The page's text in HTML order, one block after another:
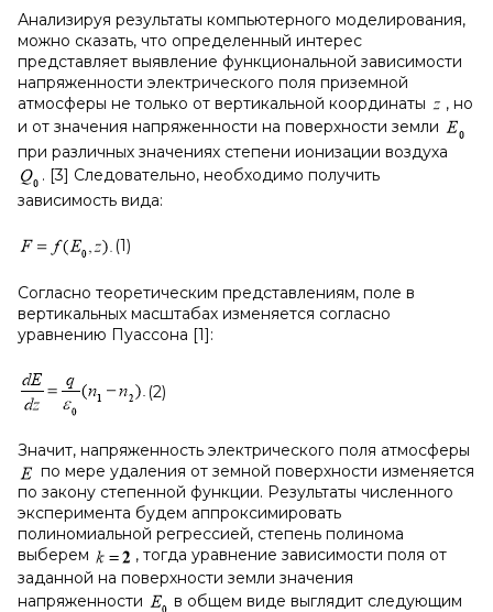
Анализируя результаты компьютерного моделирования,
можно сказать, что определенный интерес
представляет выявление функциональной зависимости
напряженности электрического поля приземной
атмосферы не только от вертикальной координаты
, но
и от значения напряженности на поверхности земли
при различных значениях степени ионизации воздуха
. [3] Следовательно, необходимо получить
зависимость вида:
(1)
Согласно теоретическим представлениям, поле в
вертикальных масштабах изменяется согласно
уравнению Пуассона [1]:
(2)
Значит, напряженность электрического поля атмосферы
по мере удаления от земной поверхности изменяется
по закону степенной функции. Результаты численного
эксперимента будем аппроксимировать
полиномиальной регрессией, степень полинома
выберем
, тогда уравнение зависимости поля от
заданной на поверхности земли значения
напряженности
в общем виде выглядит следующим